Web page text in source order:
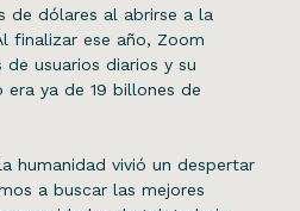
de dólares al abrirse a la
finalizar ese año, Zoom
usuarios diarios y su
ya de 19 billones de
humanidad vivió un despertar
a buscar las mejores